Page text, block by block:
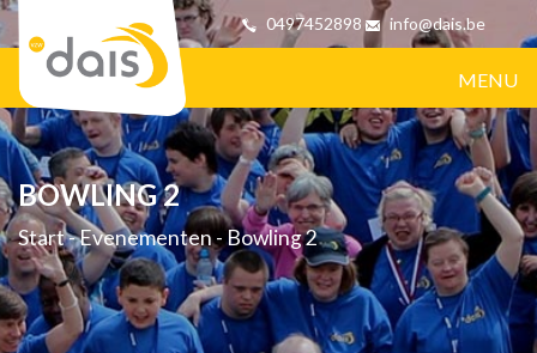
0497452898 info@dais.be
MENU
BOWLING 2
Start-Evenementen-Bowling 2